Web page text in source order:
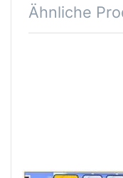
Ähnliche